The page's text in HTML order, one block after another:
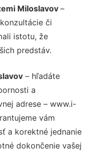
Miloslavov–
či
istotu, že
predstáv.
– hľadáte
a
adrese – www.i-
vám
a korektné jednanie
dokončenie vašej